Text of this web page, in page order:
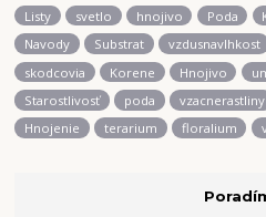
Listy
svetlo hnojivo Poda
Navody
Substrat vzdusnavlhkost
skodcovia
Korene Hnojivo
Starostlivosť
poda vzacnerastliny
Hnojenie
terarium floralium